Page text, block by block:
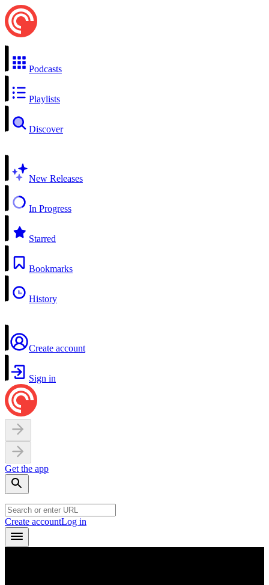
Podcasts
Playlists
Discover
New Releases
In Progress
Starred
Bookmarks
History
Create account
Sign in
Get the app
Create accountLog in